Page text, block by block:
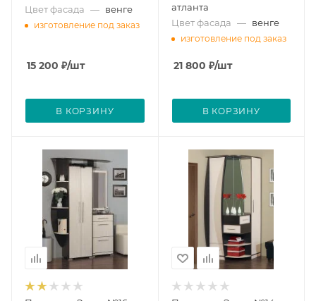
Цвет фасада — венге
изготовление под заказ
15 200 ₽/шт
В КОРЗИНУ
атланта
Цвет фасада — венге
изготовление под заказ
21 800 ₽/шт
В КОРЗИНУ